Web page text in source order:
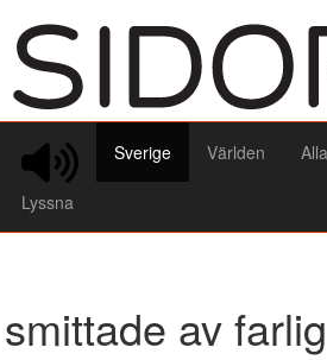
Lyssna
Sverige Världen
av